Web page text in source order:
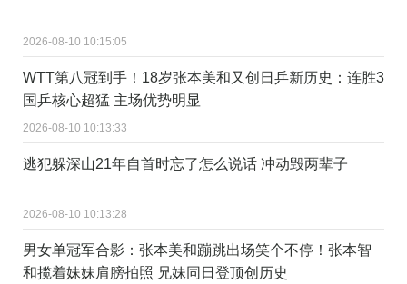
2026-08-10 10:15:05
WTT第八冠到手！18岁张本美和又创日乒新历史：连胜3
国乒核心超猛 主场优势明显
2026-08-10 10:13:33
逃犯躲深山21年自首时忘了怎么说话 冲动毁两辈子
2026-08-10 10:13:28
男女单冠军合影：张本美和蹦跳出场笑个不停！张本智
和揽着妹妹肩膀拍照 兄妹同日登顶创历史